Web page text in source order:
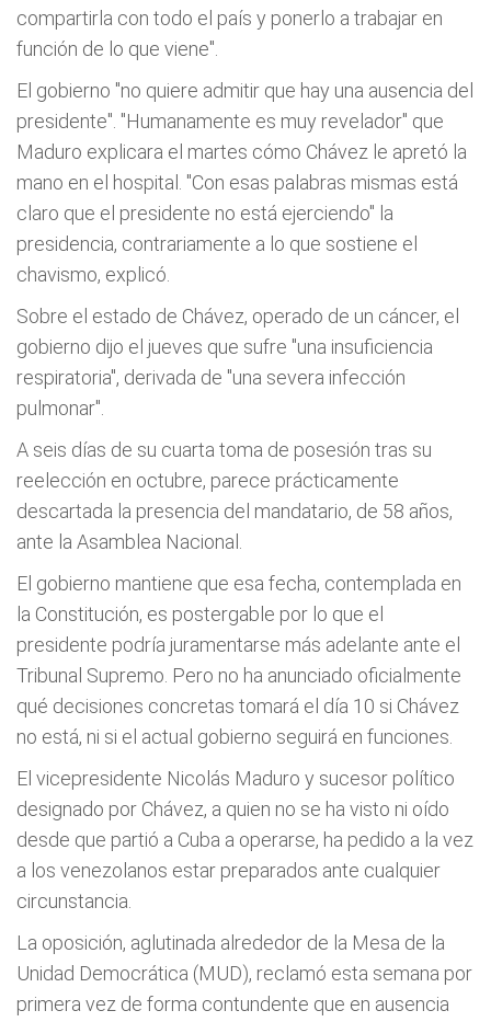
compartirla con todo el país y ponerlo a trabajar en
función de lo que viene".
El gobierno "no quiere admitir que hay una ausencia del
presidente". "Humanamente es muy revelador" que
Maduro explicara el martes cómo Chávez le apretó la
mano en el hospital. "Con esas palabras mismas está
claro que el presidente no está ejerciendo" la
presidencia, contrariamente a lo que sostiene el
chavismo, explicó.
Sobre el estado de Chávez, operado de un cáncer, el
gobierno dijo el jueves que sufre "una insuficiencia
respiratoria", derivada de "una severa infección
pulmonar".
A seis días de su cuarta toma de posesión tras su
reelección en octubre, parece prácticamente
descartada la presencia del mandatario, de 58 años,
ante la Asamblea Nacional.
El gobierno mantiene que esa fecha, contemplada en
la Constitución, es postergable por lo que el
presidente podría juramentarse más adelante ante el
Tribunal Supremo. Pero no ha anunciado oficialmente
qué decisiones concretas tomará el día 10 si Chávez
no está, ni si el actual gobierno seguirá en funciones.
El vicepresidente Nicolás Maduro y sucesor político
designado por Chávez, a quien no se ha visto ni oído
desde que partió a Cuba a operarse, ha pedido a la vez
a los venezolanos estar preparados ante cualquier
circunstancia.
La oposición, aglutinada alrededor de la Mesa de la
Unidad Democrática (MUD), reclamó esta semana por
primera vez de forma contundente que en ausencia